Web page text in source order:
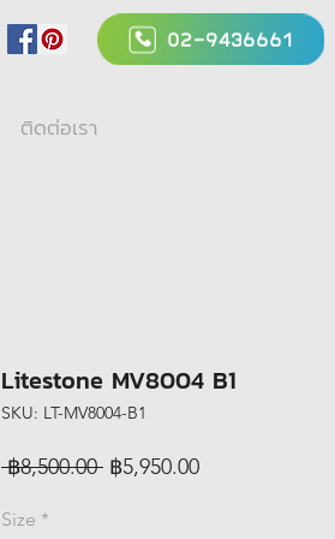
ติดต่อเรา
Litestone MV8004 B1
SKU: LT-MV8004-B1
฿8,500.00 Regular
฿5,950.00Sale
Size *